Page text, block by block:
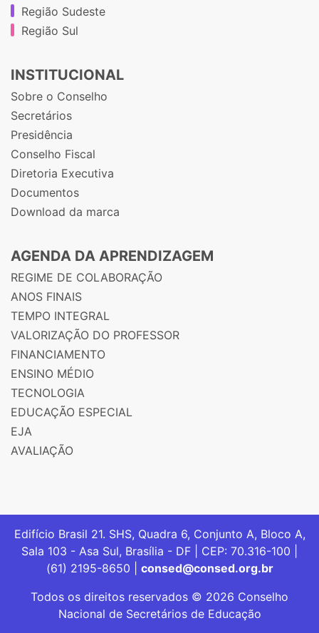
Região Sudeste
Região Sul
INSTITUCIONAL
Sobre o Conselho
Secretários
Presidência
Conselho Fiscal
Diretoria Executiva
Documentos
Download da marca
AGENDA DA APRENDIZAGEM
REGIME DE COLABORAÇÃO
ANOS FINAIS
TEMPO INTEGRAL
VALORIZAÇÃO DO PROFESSOR
FINANCIAMENTO
ENSINO MÉDIO
TECNOLOGIA
EDUCAÇÃO ESPECIAL
EJA
AVALIAÇÃO
Edifício Brasil 21. SHS, Quadra 6, Conjunto A, Bloco A,
Sala 103 - Asa Sul, Brasília - DF | CEP: 70.316-100 |
(61) 2195-8650 | consed@consed.org.br
Todos os direitos reservados © 2026 Conselho
Nacional de Secretários de Educação